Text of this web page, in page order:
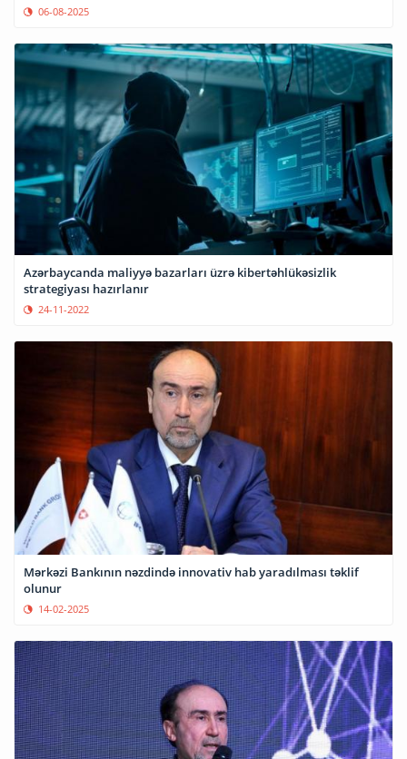
06-08-2025
Azərbaycanda maliyyə bazarları üzrə kibertəhlükəsizlik
strategiyası hazırlanır
24-11-2022
Mərkəzi Bankının nəzdində innovativ hab yaradılması təklif
olunur
14-02-2025